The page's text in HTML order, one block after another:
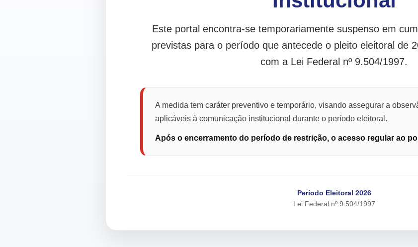
Este portal encontra-se temporariamente suspenso em
previstas para o período que antecede o pleito eleitoral de
com a Lei Federal nº 9.504/1997.
A medida tem caráter preventivo e temporário, visando assegurar a
aplicáveis à comunicação institucional durante o período eleitoral.
Após o encerramento do período de restrição, o acesso regular ao
Período Eleitoral 2026
Lei Federal nº 9.504/1997